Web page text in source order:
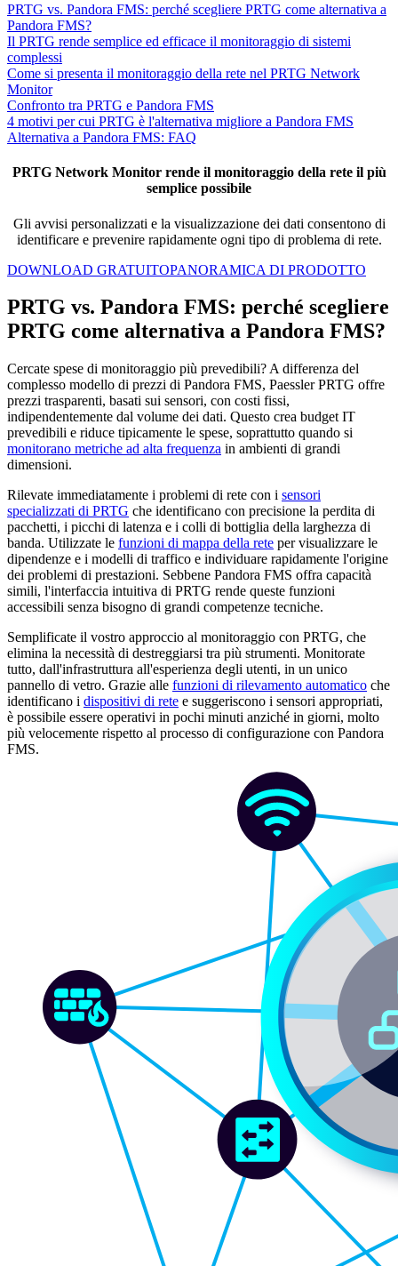
PRTG vs. Pandora FMS: perché scegliere PRTG come alternativa a
Pandora FMS?
Il PRTG rende semplice ed efficace il monitoraggio di sistemi
complessi
Come si presenta il monitoraggio della rete nel PRTG Network
Monitor
Confronto tra PRTG e Pandora FMS
4 motivi per cui PRTG è l'alternativa migliore a Pandora FMS
Alternativa a Pandora FMS: FAQ
PRTG Network Monitor rende il monitoraggio della rete il più
semplice possibile
Gli avvisi personalizzati e la visualizzazione dei dati consentono di
identificare e prevenire rapidamente ogni tipo di problema di rete.
DOWNLOAD GRATUITOPANORAMICA DI PRODOTTO
PRTG vs. Pandora FMS: perché scegliere
PRTG come alternativa a Pandora FMS?
Cercate spese di monitoraggio più prevedibili? A differenza del
complesso modello di prezzi di Pandora FMS, Paessler PRTG offre
prezzi trasparenti, basati sui sensori, con costi fissi,
indipendentemente dal volume dei dati. Questo crea budget IT
prevedibili e riduce tipicamente le spese, soprattutto quando si
monitorano metriche ad alta frequenza in ambienti di grandi
dimensioni.
Rilevate immediatamente i problemi di rete con i sensori
specializzati di PRTG che identificano con precisione la perdita di
pacchetti, i picchi di latenza e i colli di bottiglia della larghezza di
banda. Utilizzate le funzioni di mappa della rete per visualizzare le
dipendenze e i modelli di traffico e individuare rapidamente l'origine
dei problemi di prestazioni. Sebbene Pandora FMS offra capacità
simili, l'interfaccia intuitiva di PRTG rende queste funzioni
accessibili senza bisogno di grandi competenze tecniche.
Semplificate il vostro approccio al monitoraggio con PRTG, che
elimina la necessità di destreggiarsi tra più strumenti. Monitorate
tutto, dall'infrastruttura all'esperienza degli utenti, in un unico
pannello di vetro. Grazie alle funzioni di rilevamento automatico che
identificano i dispositivi di rete e suggeriscono i sensori appropriati,
è possibile essere operativi in pochi minuti anziché in giorni, molto
più velocemente rispetto al processo di configurazione con Pandora
FMS.